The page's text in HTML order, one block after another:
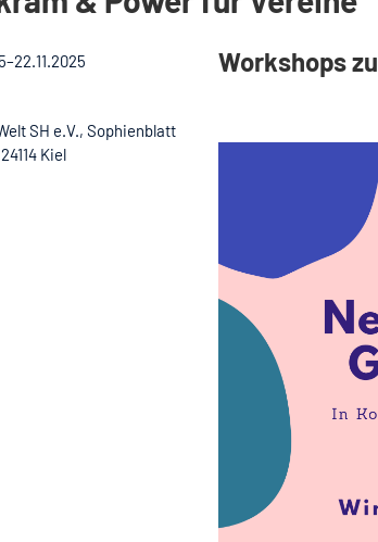
SH e.V., Sophienblatt
Kiel
Workshops